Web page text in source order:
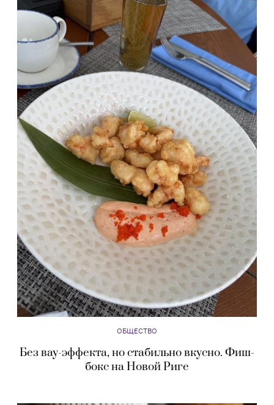
ОБЩЕСТВО
Без вау-эффекта, но стабильно вкусно. Фиш-
бокс на Новой Риге